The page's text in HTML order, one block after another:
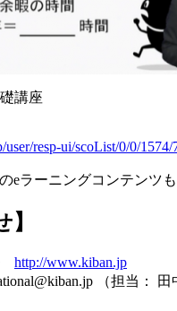
講座
resp-ui/scoList/0/0/1574/
eラーニングコンテンツ
http://www.kiban.jp
（担当： 田